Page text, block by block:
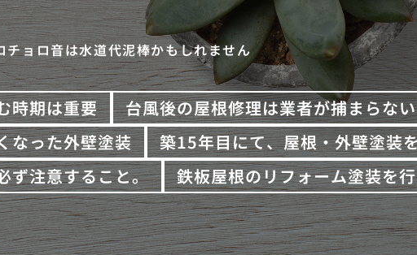
チョロ音は水道代泥棒かもしれません
時期は重要 台風後の屋根修理は業者が捕まらな
なった外壁塗装
築15年目にて、屋根・外壁塗装
ず注意すること。
鉄板屋根のリフォーム塗装を